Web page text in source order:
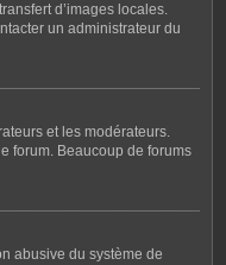
d’images locales.
un administrateur du
et les modérateurs.
forum. Beaucoup de forums
abusive du système de